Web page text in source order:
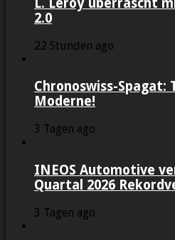
L. Leroy überrascht
2.0
22 Stunden ago
Chronoswiss-Spagat:
Moderne!
3 Tagen ago
INEOS Automotive
Quartal 2026
3 Tagen ago